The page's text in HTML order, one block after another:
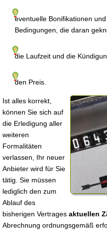
eventuelle Bonifikationen
Bedingungen, die daran
die Laufzeit und die
den Preis.
Ist alles korrekt,
können Sie sich auf
die Erledigung aller
weiteren
Formalitäten
verlassen, Ihr neuer
Anbieter wird für Sie
tätig. Sie müssen
lediglich den zum
Ablauf des
bisherigen Vertrages aktuellen
Abrechnung ordnungsgemäß